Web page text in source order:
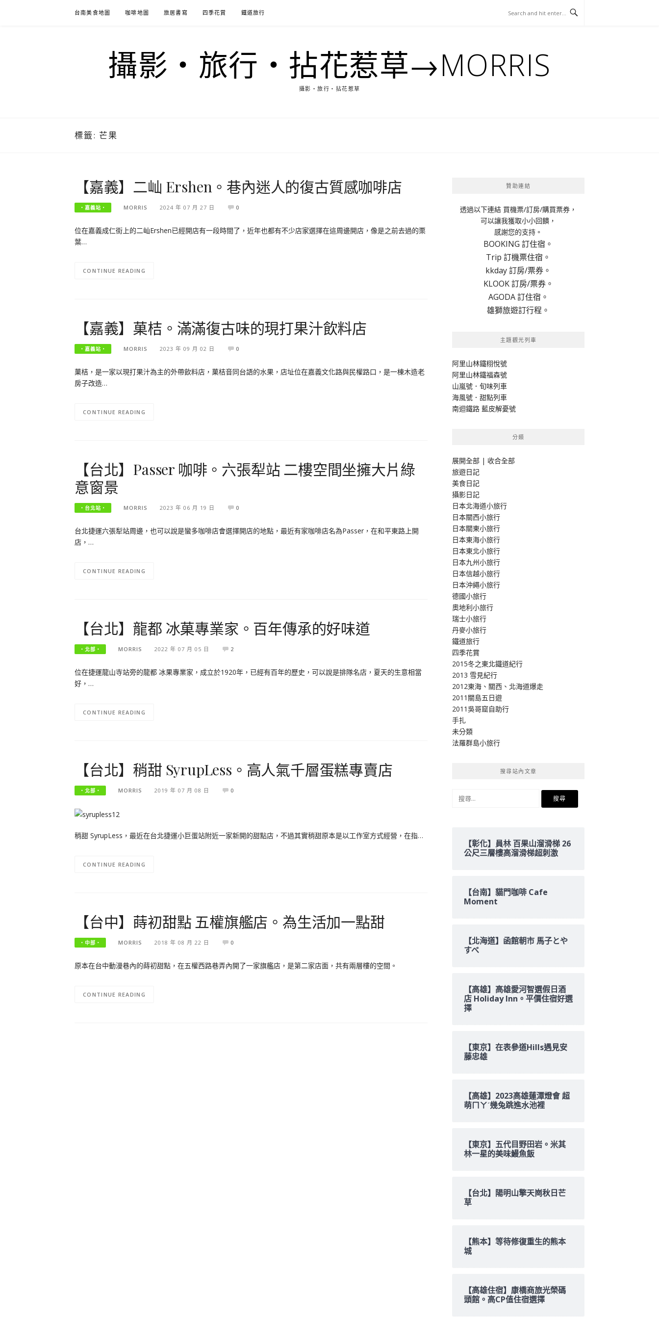
台南美食地圖 咖啡地圖 旅居書寫 四季花賞 鐵道旅行
攝影‧旅行‧拈花惹草→MORRIS
攝影‧旅行‧拈花惹草
標籤: 芒果
【嘉義】二屾 Ershen。巷內迷人的復古質感咖啡店
‧嘉義站‧ MORRIS 2024 年 07 月 27 日 0
位在嘉義成仁街上的二屾Ershen已經開店有一段時間了，近年也都有不少店家選擇在這周邊開店，像是之前去過的栗
葉…
CONTINUE READING
【嘉義】菓桔。滿滿復古味的現打果汁飲料店
‧嘉義站‧ MORRIS 2023 年 09 月 02 日 0
菓桔，是一家以現打果汁為主的外帶飲料店，菓桔音同台語的水果，店址位在嘉義文化路與民權路口，是一棟木造老
房子改造…
CONTINUE READING
【台北】Passer 咖啡。六張犁站 二樓空間坐擁大片綠
意窗景
‧台北站‧ MORRIS 2023 年 06 月 19 日 0
台北捷運六張犁站周邊，也可以說是蠻多咖啡店會選擇開店的地點，最近有家咖啡店名為Passer，在和平東路上開
店，…
CONTINUE READING
【台北】龍都 冰菓專業家。百年傳承的好味道
‧北部‧ MORRIS 2022 年 07 月 05 日 2
位在捷運龍山寺站旁的龍都 冰果專業家，成立於1920年，已經有百年的歷史，可以說是排隊名店，夏天的生意相當
好，…
CONTINUE READING
【台北】稍甜 SyrupLess。高人氣千層蛋糕專賣店
‧北部‧ MORRIS 2019 年 07 月 08 日 0
稍甜 SyrupLess，最近在台北捷運小巨蛋站附近一家新開的甜點店，不過其實稍甜原本是以工作室方式經營，在指…
CONTINUE READING
【台中】蒔初甜點 五權旗艦店。為生活加一點甜
‧中部‧ MORRIS 2018 年 08 月 22 日 0
原本在台中動漫巷內的蒔初甜點，在五權西路巷弄內開了一家旗艦店，是第二家店面，共有兩層樓的空間。
CONTINUE READING
贊助連結
透過以下連結 買機票/訂房/購買票券，
可以讓我獲取小小回饋，
感謝您的支持。
BOOKING 訂住宿。
Trip 訂機票住宿。
kkday 訂房/票券。
KLOOK 訂房/票券。
AGODA 訂住宿。
雄獅旅遊訂行程。
主題觀光列車
阿里山林鐵栩悅號
阿里山林鐵福森號
山嵐號．旬味列車
海風號．甜點列車
南迴鐵路 藍皮解憂號
分類
展開全部 | 收合全部
旅遊日記
美食日記
攝影日記
日本北海道小旅行
日本關西小旅行
日本關東小旅行
日本東海小旅行
日本東北小旅行
日本九州小旅行
日本信越小旅行
日本沖繩小旅行
德國小旅行
奧地利小旅行
瑞士小旅行
丹麥小旅行
鐵道旅行
四季花賞
2015冬之東北鐵道紀行
2013 雪見紀行
2012東海、關西、北海道爆走
2011關島五日遊
2011吳哥窟自助行
手扎
未分類
法羅群島小旅行
搜尋站內文章
【彰化】員林 百果山溜滑梯 26
公尺三層樓高溜滑梯超刺激
【台南】貓門咖啡 Cafe
Moment
【北海道】函館朝市 馬子とや
すべ
【高雄】高雄愛河智選假日酒
店 Holiday Inn。平價住宿好選
擇
【東京】在表參道Hills遇見安
藤忠雄
【高雄】2023高雄蓮潭燈會 超
萌ㄇㄚˊ幾兔跳進水池裡
【東京】五代目野田岩。米其
林一星的美味鰻魚飯
【台北】陽明山擎天崗秋日芒
草
【熊本】等待修復重生的熊本
城
【高雄住宿】康橋商旅光榮碼
頭館。高CP值住宿選擇